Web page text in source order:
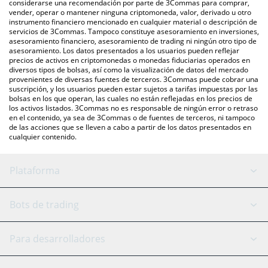
principales monedas fiduciarias y criptomonedas.
considerarse una recomendación por parte de 3Commas para comprar,
vender, operar o mantener ninguna criptomoneda, valor, derivado u otro
instrumento financiero mencionado en cualquier material o descripción de
servicios de 3Commas. Tampoco constituye asesoramiento en inversiones,
asesoramiento financiero, asesoramiento de trading ni ningún otro tipo de
asesoramiento. Los datos presentados a los usuarios pueden reflejar
precios de activos en criptomonedas o monedas fiduciarias operados en
diversos tipos de bolsas, así como la visualización de datos del mercado
provenientes de diversas fuentes de terceros. 3Commas puede cobrar una
suscripción, y los usuarios pueden estar sujetos a tarifas impuestas por las
bolsas en los que operan, las cuales no están reflejadas en los precios de
los activos listados. 3Commas no es responsable de ningún error o retraso
en el contenido, ya sea de 3Commas o de fuentes de terceros, ni tampoco
de las acciones que se lleven a cabo a partir de los datos presentados en
cualquier contenido.
Plataforma
Bot GRID
Signal Bot
Asistente de IA
Bots de trading
Binance
Para desarrolladores